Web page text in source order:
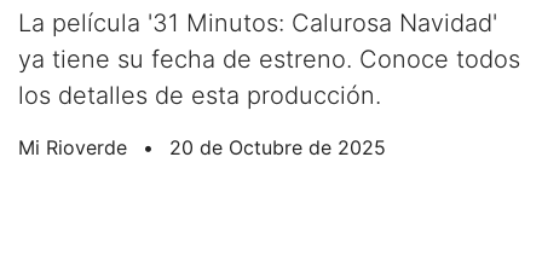
La película '31 Minutos: Calurosa Navidad'
ya tiene su fecha de estreno. Conoce todos
los detalles de esta producción.
Mi Rioverde • 20 de Octubre de 2025